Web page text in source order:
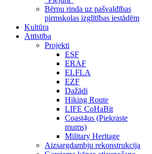
Bērnu rinda uz pašvaldības
pirmskolas izglītības iestādēm
Kultūra
Attīstība
Projekti
ESF
ERAF
ELFLA
EZF
Dažādi
Hiking Route
LIFE CoHaBit
Coast4us (Piekraste
mums)
Military Heritage
Aizsargdambju rekonstrukcija